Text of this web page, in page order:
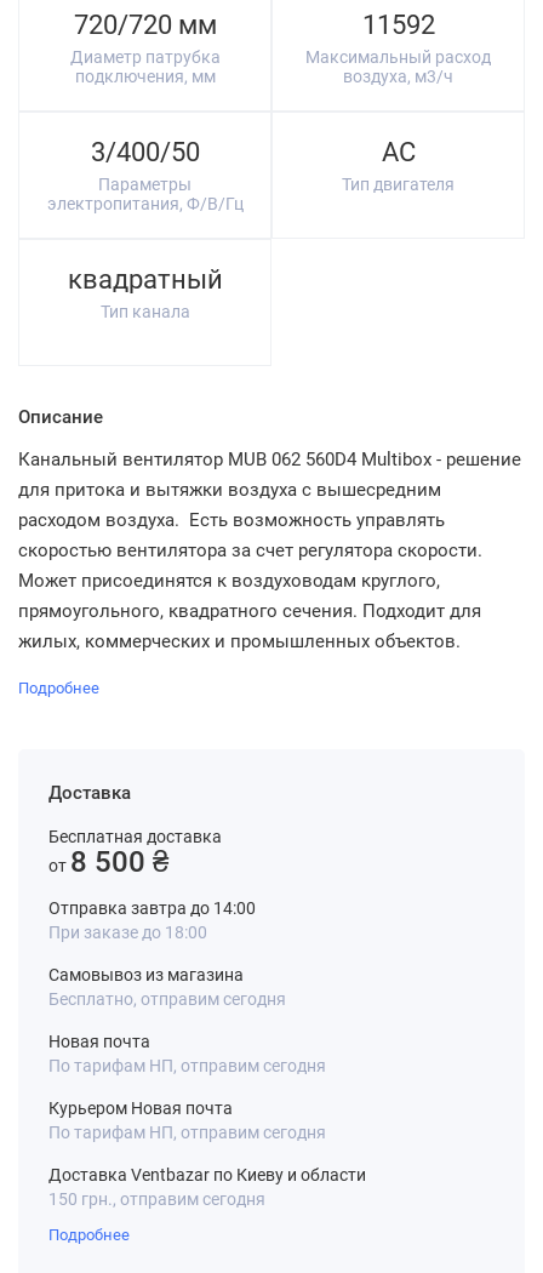
720/720 мм
Диаметр патрубка
подключения, мм
11592
Максимальный расход
воздуха, м3/ч
3/400/50
Параметры
электропитания, Ф/В/Гц
AC
Тип двигателя
квадратный
Тип канала
Описание
Канальный вентилятор MUB 062 560D4 Multibox - решение
для притока и вытяжки воздуха с вышесредним
расходом воздуха. Есть возможность управлять
скоростью вентилятора за счет регулятора скорости.
Может присоединятся к воздуховодам круглого,
прямоугольного, квадратного сечения. Подходит для
жилых, коммерческих и промышленных объектов.
Подробнее
Доставка
Бесплатная доставка
от 8 500 ₴
Отправка завтра до 14:00
При заказе до 18:00
Самовывоз из магазина
Бесплатно, отправим сегодня
Новая почта
По тарифам НП, отправим сегодня
Курьером Новая почта
По тарифам НП, отправим сегодня
Доставка Ventbazar по Киеву и области
150 грн., отправим сегодня
Подробнее